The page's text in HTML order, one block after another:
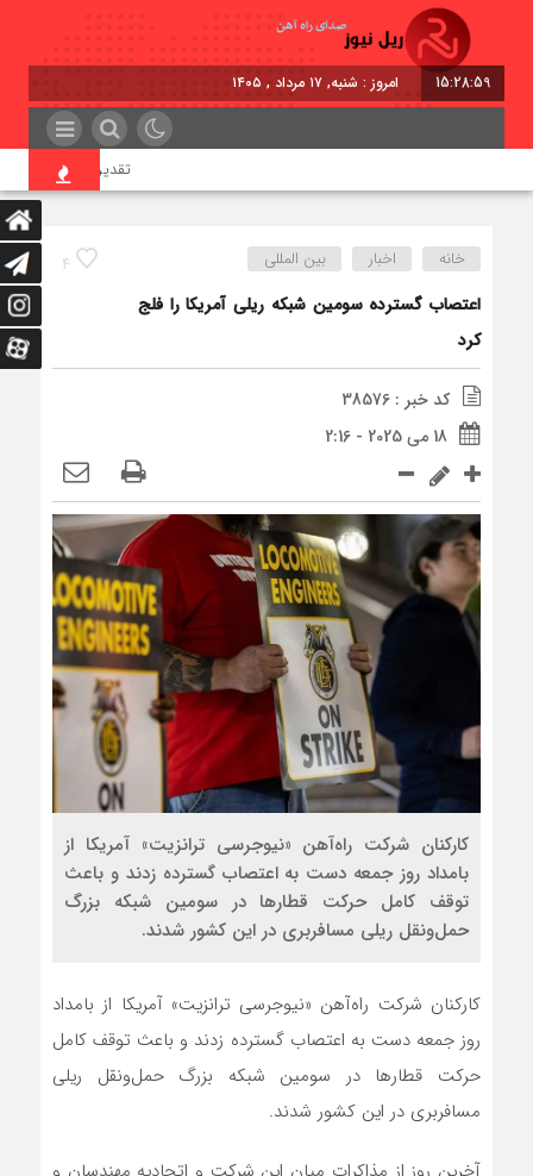
15:29:00 امروز : شنبه, ۱۷ مرداد , ۱۴۰۵
تقدیر معاون اول
4 خانه اخبار بین المللی
اعتصاب گسترده سومین شبکه ریلی آمریکا را فلج
کرد
کد خبر : 38576
18 می 2025 - 2:16
کارکنان شرکت راه‌آهن «نیوجرسی ترانزیت» آمریکا از
بامداد روز جمعه دست به اعتصاب گسترده زدند و باعث
توقف کامل حرکت قطارها در سومین شبکه بزرگ
حمل‌ونقل ریلی مسافربری در این کشور شدند.
کارکنان شرکت راه‌آهن «نیوجرسی ترانزیت» آمریکا از بامداد
روز جمعه دست به اعتصاب گسترده زدند و باعث توقف کامل
حرکت قطارها در سومین شبکه بزرگ حمل‌ونقل ریلی
مسافربری در این کشور شدند.